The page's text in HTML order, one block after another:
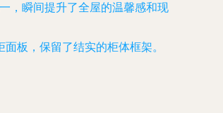
，瞬间提升了全屋的温馨感和现
板，保留了结实的柜体框架。